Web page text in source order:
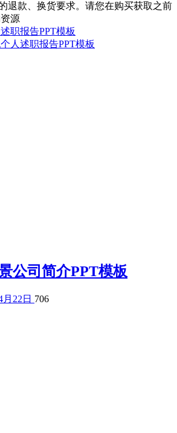
退款、换货要求。请您在购买获取之前
源
职报告PPT模板
人述职报告PPT模板
公司简介PPT模板
月22日 706